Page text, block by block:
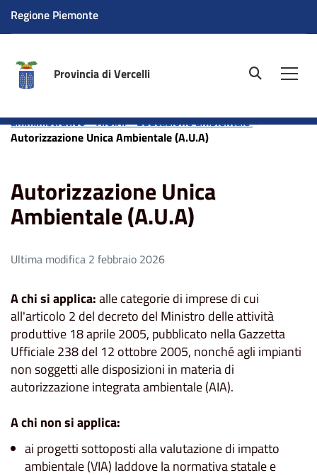
Regione Piemonte
Provincia di Vercelli site.searc
amministrativo - A.U.A. - Educazione ambientale
Autorizzazione Unica Ambientale (A.U.A)
Autorizzazione Unica
Ambientale (A.U.A)
Ultima modifica 2 febbraio 2026
A chi si applica:alle categorie di imprese di cui
all'articolo 2 del decreto del Ministro delle attività
produttive 18 aprile 2005, pubblicato nella Gazzetta
Ufficiale 238 del 12 ottobre 2005, nonché agli impianti
non soggetti alle disposizioni in materia di
autorizzazione integrata ambientale (AIA).
A chi non si applica:
ai progetti sottoposti alla valutazione di impatto
ambientale (VIA) laddove la normativa statale e